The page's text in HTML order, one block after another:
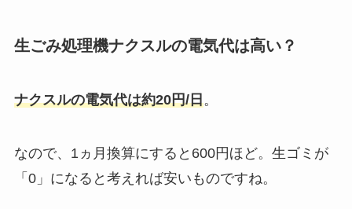
生ごみ処理機ナクスルの電気代は高い？
ナクスルの電気代は約20円/日。
なので、1ヵ月換算にすると600円ほど。生ゴミが
「0」になると考えれば安いものですね。